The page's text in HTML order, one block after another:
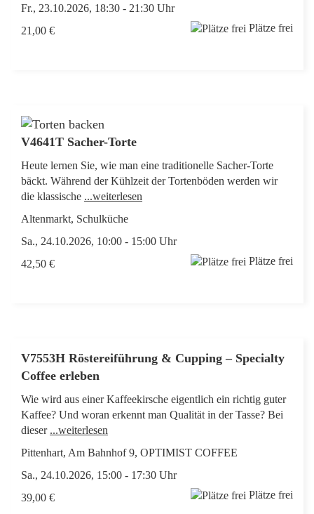
Fr., 23.10.2026, 18:30 - 21:30 Uhr
21,00 €
Plätze frei
V4641T Sacher-Torte
Heute lernen Sie, wie man eine traditionelle Sacher-Torte
bäckt. Während der Kühlzeit der Tortenböden werden wir
die klassische ...weiterlesen
Altenmarkt, Schulküche
Sa., 24.10.2026, 10:00 - 15:00 Uhr
42,50 €
Plätze frei
V7553H Röstereiführung & Cupping – Specialty
Coffee erleben
Wie wird aus einer Kaffeekirsche eigentlich ein richtig guter
Kaffee? Und woran erkennt man Qualität in der Tasse? Bei
dieser ...weiterlesen
Pittenhart, Am Bahnhof 9, OPTIMIST COFFEE
Sa., 24.10.2026, 15:00 - 17:30 Uhr
39,00 €
Plätze frei